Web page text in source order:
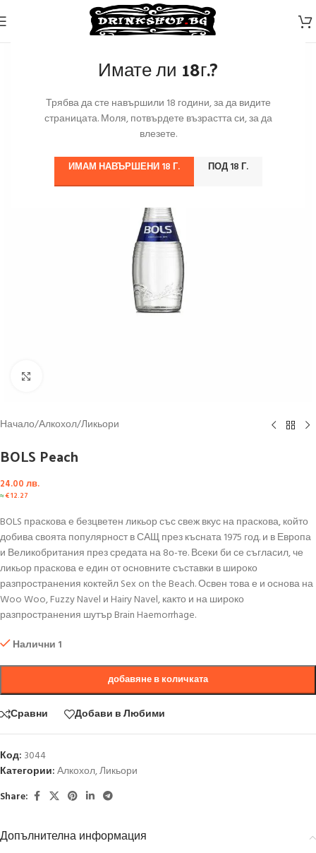
Имате ли 18г.?
Трябва да сте навършили 18 години, за да видите
страницата. Моля, потвърдете възрастта си, за да
влезете.
ИМАМ НАВЪРШЕНИ 18 Г. ПОД 18 Г.
Начало/Алкохол/Ликьори
BOLS Peach
24.00 лв.
≈€12.27
BOLS праскова е безцветен ликьор със свеж вкус на праскова, който
добива своята популярност в САЩ през късната 1975 год. и в Европа
и Великобритания през средата на 8о-те. Всеки би се съгласил, че
ликьор праскова е един от основните съставки в широко
разпространения коктейл Sex on the Beach. Освен това е и основа на
Woo Woo, Fuzzy Navel и Hairy Navel, както и на широко
разпространения шутър Brain Haemorrhage.
Налични 1
добавяне в количката
Сравни Добави в Любими
Код: 3044
Категории:Алкохол,Ликьори
Share:
Допълнителна информация